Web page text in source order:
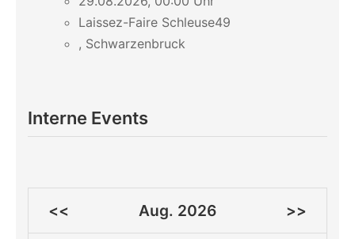
Laissez-Faire Schleuse49
, Schwarzenbruck
Interne Events
<< Aug. 2026 >>